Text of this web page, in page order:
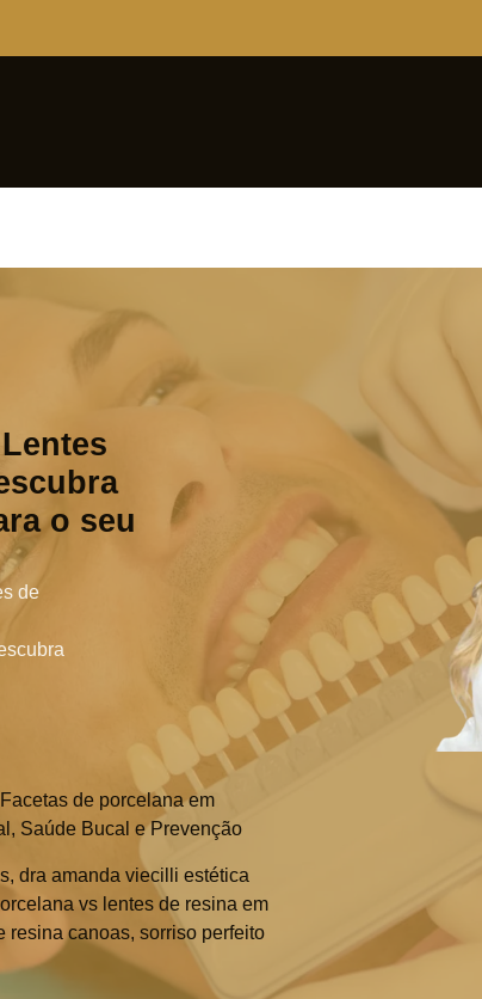
o seu
de
Facetas de porcelana em
, Saúde Bucal e Prevenção
,dra amanda viecilli estética
vs lentes de resina em
resina canoas,sorriso perfeito